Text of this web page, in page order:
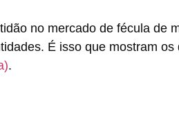
no mercado de fécula de
É isso que mostram os
.